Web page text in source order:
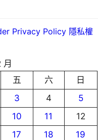
Privacy Policy 隱私權
五 六
日
3 4
5
10 11
12
17 18
19